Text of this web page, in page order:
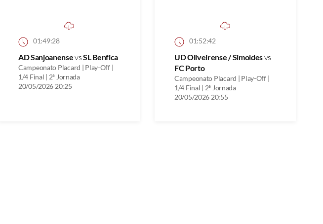
01:49:28
AD SanjoanensevsSL Benfica
Campeonato Placard | Play-Off |
1/4 Final | 2ª Jornada
20/05/2026 20:25
01:52:42
UD Oliveirense / Simoldesvs
FC Porto
Campeonato Placard | Play-Off |
1/4 Final | 2ª Jornada
20/05/2026 20:55